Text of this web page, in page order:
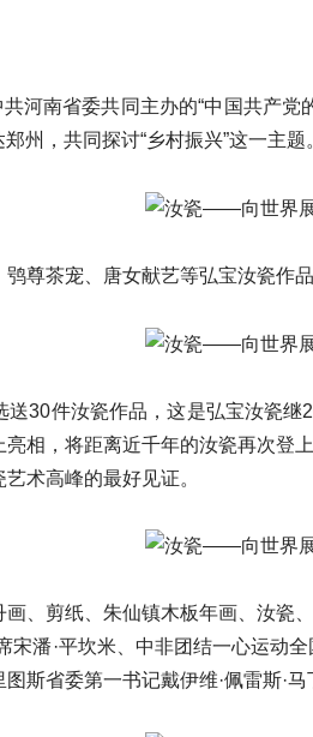
河南省委共同主办的“中国共产
州，共同探讨“乡村振兴”这一主题
尊茶宠、唐女献艺等弘宝汝瓷作
30件汝瓷作品，这是弘宝汝瓷
相，将距离近千年的汝瓷再次登
术高峰的最好见证。
、剪纸、朱仙镇木板年画、汝
宋潘·平坎米、中非团结一心运动
斯省委第一书记戴伊维·佩雷斯·马